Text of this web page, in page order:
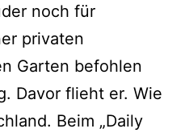
noch für
privaten
Garten befohlen
Davor flieht er. Wie
Beim „Daily